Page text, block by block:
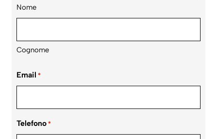
Nome
Cognome
Email *
Telefono *